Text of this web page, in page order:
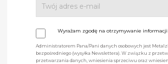
Wyrażam zgodę na otrzymywanie
Administratorem Pana/Pani danych osobowych jest
bezpośredniego (wysyłka Newslettera). W związku z
przetwarzania danych, wniesienia sprzeciwu oraz